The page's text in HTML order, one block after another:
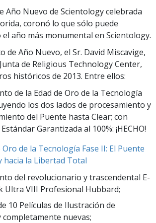
Año Nuevo de Scientology celebrada
coronó lo que sólo puede
año más monumental en Scientology.
de Año Nuevo, el Sr. David Miscavige,
de Religious Technology Center,
históricos de 2013. Entre ellos:
de la Edad de Oro de la Tecnología
los dos lados de procesamiento y
del Puente hasta Clear; con
Garantizada al 100%: ¡HECHO!
Oro de la Tecnología Fase II: El Puente
hacia la Libertad Total
del revolucionario y trascendental E-
Ultra VIII Profesional Hubbard;
10 Películas de Ilustración de
completamente nuevas;